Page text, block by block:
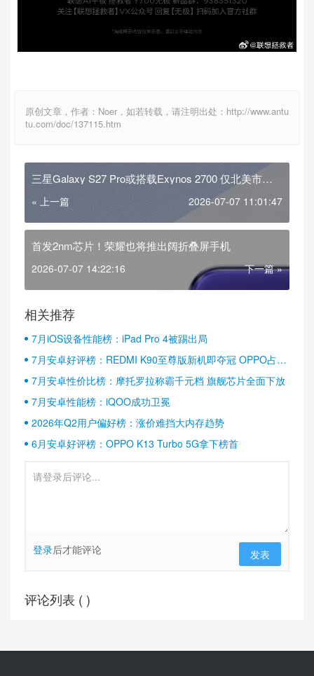
原创文章，作者：Noer，如若转载，请注明出处：http://www.antu
tu.com/doc/137115.htm
三星Galaxy S27 Pro或搭载Exynos 2700 仅北美市场
« 上一篇 2026-07-07 11:01:47
首发2nm芯片！荣耀也将推出阔折叠屏手机
2026-07-07 14:22:16 下一篇 »
相关推荐
7月iOS设备性能榜：iPad Pro 4被踢出局
7月安卓好评榜：REDMI K90至尊版新机即夺冠 OPPO占据
半壁江山
7月安卓性价比榜：摩托罗拉称霸千元档 旗舰芯片全面下放
7月安卓性能榜：iQOO成功卫冕
2026年Q2用户偏好榜：涨价难挡大内存趋势
6月安卓好评榜：OPPO K13 Turbo 5G拿下榜首
登录后才能评论 发表
评论列表 ( )